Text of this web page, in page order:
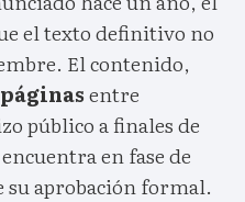
el texto definitivo no
El contenido,
entre
público a finales de
en fase de
aprobación formal.